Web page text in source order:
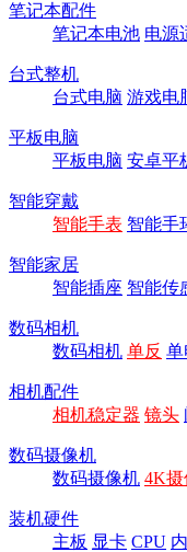
笔记本配件
笔记本电池 电源
台式整机
台式电脑 游戏电
平板电脑
平板电脑 安卓平
智能穿戴
智能手表 智能手
智能家居
智能插座 智能传
数码相机
数码相机 单反 单
相机配件
相机稳定器 镜头
数码摄像机
数码摄像机 4K
装机硬件
主板 显卡 CPU